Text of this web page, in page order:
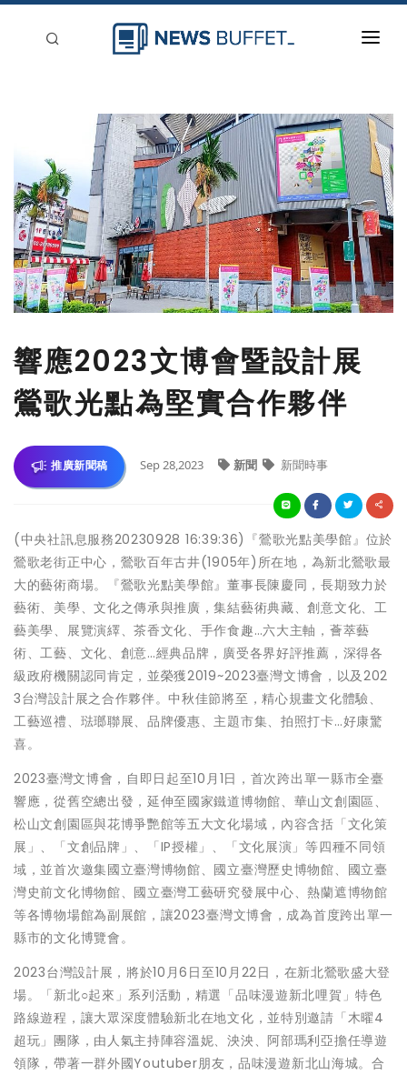
刊登
響應2023文博會暨設計展
鶯歌光點為堅實合作夥伴
推廣新聞稿 Sep 28,2023 新聞 新聞時事
(中央社訊息服務20230928 16:39:36)『鶯歌光點美學館』位於
鶯歌老街正中心，鶯歌百年古井(1905年)所在地，為新北鶯歌最
大的藝術商場。『鶯歌光點美學館』董事長陳慶同，長期致力於
藝術、美學、文化之傳承與推廣，集結藝術典藏、創意文化、工
藝美學、展覽演繹、茶香文化、手作食趣…六大主軸，薈萃藝
術、工藝、文化、創意…經典品牌，廣受各界好評推薦，深得各
級政府機關認同肯定，並榮獲2019~2023臺灣文博會，以及202
3台灣設計展之合作夥伴。中秋佳節將至，精心規畫文化體驗、
工藝巡禮、琺瑯聯展、品牌優惠、主題市集、拍照打卡…好康驚
喜。
2023臺灣文博會，自即日起至10月1日，首次跨出單一縣市全臺
響應，從舊空總出發，延伸至國家鐵道博物館、華山文創園區、
松山文創園區與花博爭艷館等五大文化場域，內容含括「文化策
展」、「文創品牌」、「IP授權」、「文化展演」等四種不同領
域，並首次邀集國立臺灣博物館、國立臺灣歷史博物館、國立臺
灣史前文化博物館、國立臺灣工藝研究發展中心、熱蘭遮博物館
等各博物場館為副展館，讓2023臺灣文博會，成為首度跨出單一
縣市的文化博覽會。
2023台灣設計展，將於10月6日至10月22日，在新北鶯歌盛大登
場。「新北○起來」系列活動，精選「品味漫遊新北哩賀」特色
路線遊程，讓大眾深度體驗新北在地文化，並特別邀請「木曜4
超玩」團隊，由人氣主持陣容溫妮、泱泱、阿部瑪利亞擔任導遊
領隊，帶著一群外國Youtuber朋友，品味漫遊新北山海城。合